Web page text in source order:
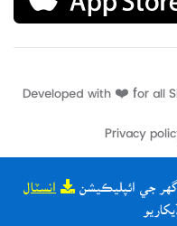
جي ائپليڪيشن انسٽال
Developed with ❤️ for all